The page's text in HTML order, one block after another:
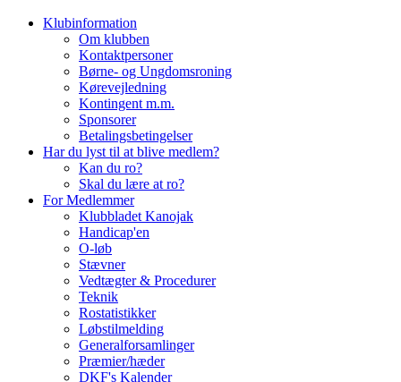
Klubinformation
Om klubben
Kontaktpersoner
Børne- og Ungdomsroning
Kørevejledning
Kontingent m.m.
Sponsorer
Betalingsbetingelser
Har du lyst til at blive medlem?
Kan du ro?
Skal du lære at ro?
For Medlemmer
Klubbladet Kanojak
Handicap'en
O-løb
Stævner
Vedtægter & Procedurer
Teknik
Rostatistikker
Løbstilmelding
Generalforsamlinger
Præmier/hæder
DKF's Kalender